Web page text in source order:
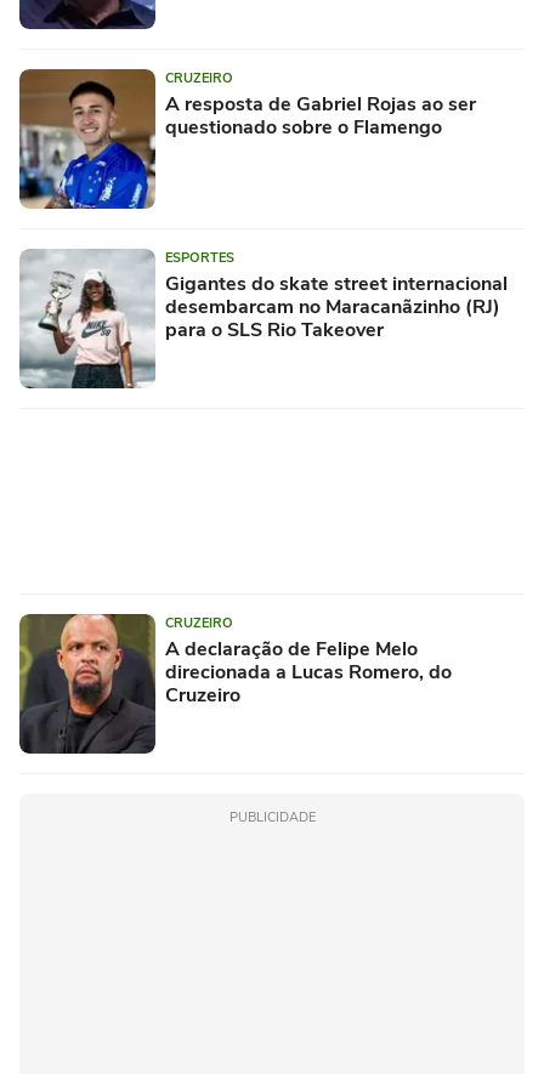
CRUZEIRO
A resposta de Gabriel Rojas ao ser
questionado sobre o Flamengo
ESPORTES
Gigantes do skate street internacional
desembarcam no Maracanãzinho (RJ)
para o SLS Rio Takeover
CRUZEIRO
A declaração de Felipe Melo
direcionada a Lucas Romero, do
Cruzeiro
PUBLICIDADE